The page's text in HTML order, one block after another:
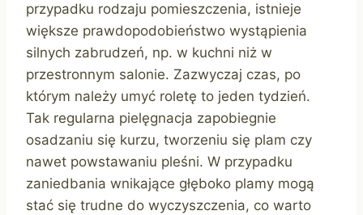
przypadku rodzaju pomieszczenia, istnieje
większe prawdopodobieństwo wystąpienia
silnych zabrudzeń, np. w kuchni niż w
przestronnym salonie. Zazwyczaj czas, po
którym należy umyć roletę to jeden tydzień.
Tak regularna pielęgnacja zapobiegnie
osadzaniu się kurzu, tworzeniu się plam czy
nawet powstawaniu pleśni. W przypadku
zaniedbania wnikające głęboko plamy mogą
stać się trudne do wyczyszczenia, co warto